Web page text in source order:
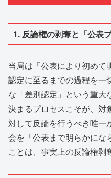
1. 反論権の剥奪と「公表
当局は「公表により初めて
認定に至るまでの過程を一
な「差別認定」という重大
決まるプロセスこそが、対
対して反論を行うべき唯一
会を「公表まで明らかにな
ことは、事実上の反論権剥